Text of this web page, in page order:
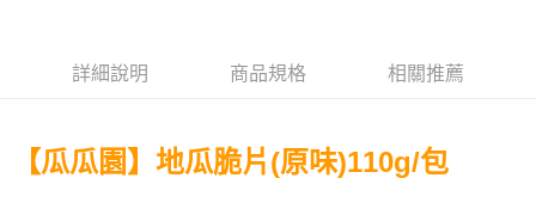
２．便利：只要手機號碼，簡訊認證，即可結帳。
１．於結帳方式選擇「AFTEE先享後付」後，將跳轉至「AFTEE先享後付」
結帳頁面，進行簡訊認證並確認金額後，即可完成結帳。
每筆NT$120，滿NT$1,500(含以上)免運費
詳細說明 商品規格 相關推薦
【瓜瓜園】地瓜脆片(原味)110g/包